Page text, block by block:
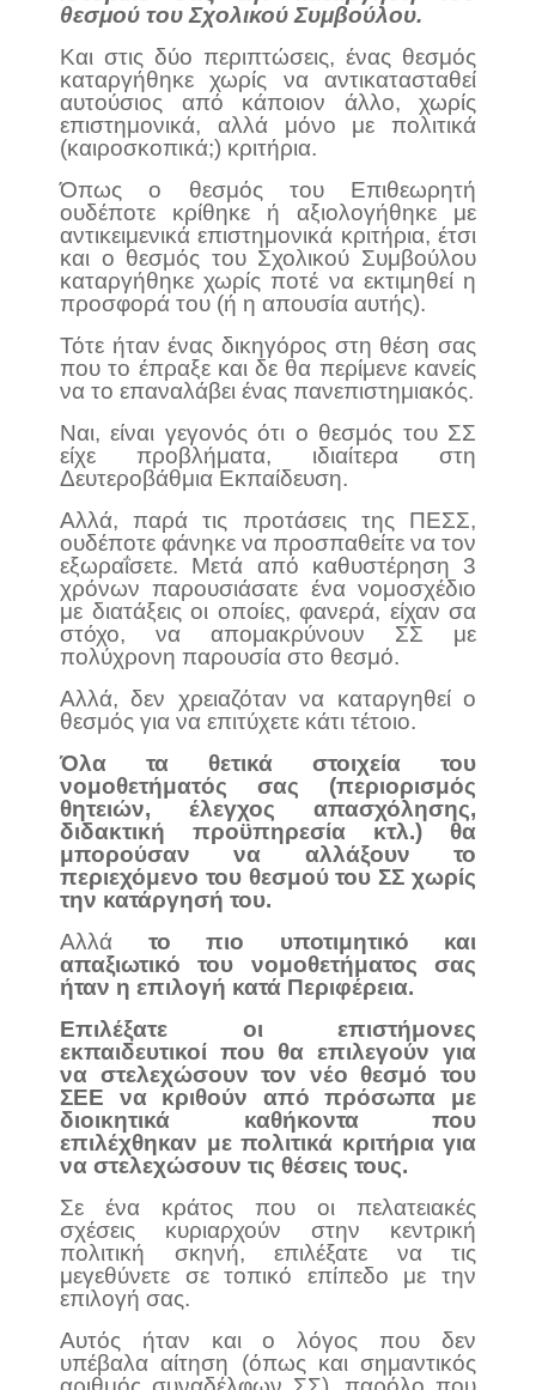
θεσμού του Σχολικού Συμβούλου.
Και στις δύο περιπτώσεις, ένας θεσμός
καταργήθηκε χωρίς να αντικατασταθεί
αυτούσιος από κάποιον άλλο, χωρίς
επιστημονικά, αλλά μόνο με πολιτικά
(καιροσκοπικά;) κριτήρια.
Όπως ο θεσμός του Επιθεωρητή
ουδέποτε κρίθηκε ή αξιολογήθηκε με
αντικειμενικά επιστημονικά κριτήρια, έτσι
και ο θεσμός του Σχολικού Συμβούλου
καταργήθηκε χωρίς ποτέ να εκτιμηθεί η
προσφορά του (ή η απουσία αυτής).
Τότε ήταν ένας δικηγόρος στη θέση σας
που το έπραξε και δε θα περίμενε κανείς
να το επαναλάβει ένας πανεπιστημιακός.
Ναι, είναι γεγονός ότι ο θεσμός του ΣΣ
είχε προβλήματα, ιδιαίτερα στη
Δευτεροβάθμια Εκπαίδευση.
Αλλά, παρά τις προτάσεις της ΠΕΣΣ,
ουδέποτε φάνηκε να προσπαθείτε να τον
εξωραΐσετε. Μετά από καθυστέρηση 3
χρόνων παρουσιάσατε ένα νομοσχέδιο
με διατάξεις οι οποίες, φανερά, είχαν σα
στόχο, να απομακρύνουν ΣΣ με
πολύχρονη παρουσία στο θεσμό.
Αλλά, δεν χρειαζόταν να καταργηθεί ο
θεσμός για να επιτύχετε κάτι τέτοιο.
Όλα τα θετικά στοιχεία του
νομοθετήματός σας (περιορισμός
θητειών, έλεγχος απασχόλησης,
διδακτική προϋπηρεσία κτλ.) θα
μπορούσαν να αλλάξουν το
περιεχόμενο του θεσμού του ΣΣ χωρίς
την κατάργησή του.
Αλλά το πιο υποτιμητικό και
απαξιωτικό του νομοθετήματος σας
ήταν η επιλογή κατά Περιφέρεια.
Επιλέξατε οι επιστήμονες
εκπαιδευτικοί που θα επιλεγούν για
να στελεχώσουν τον νέο θεσμό του
ΣΕΕ να κριθούν από πρόσωπα με
διοικητικά καθήκοντα που
επιλέχθηκαν με πολιτικά κριτήρια για
να στελεχώσουν τις θέσεις τους.
Σε ένα κράτος που οι πελατειακές
σχέσεις κυριαρχούν στην κεντρική
πολιτική σκηνή, επιλέξατε να τις
μεγεθύνετε σε τοπικό επίπεδο με την
επιλογή σας.
Αυτός ήταν και ο λόγος που δεν
υπέβαλα αίτηση (όπως και σημαντικός